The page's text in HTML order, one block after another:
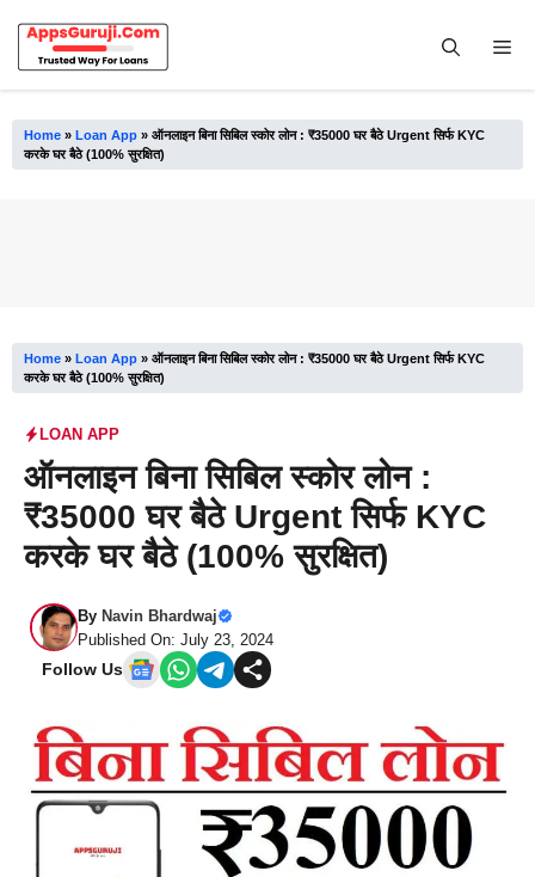
content
Home » Loan App » ऑनलाइन बिना सिबिल स्कोर लोन : ₹35000 घर बैठे Urgent सिर्फ KYC
करके घर बैठे (100% सुरक्षित)
Home » Loan App » ऑनलाइन बिना सिबिल स्कोर लोन : ₹35000 घर बैठे Urgent सिर्फ KYC
करके घर बैठे (100% सुरक्षित)
LOAN APP
ऑनलाइन बिना सिबिल स्कोर लोन :
₹35000 घर बैठे Urgent सिर्फ KYC
करके घर बैठे (100% सुरक्षित)
By Navin Bhardwaj
Published On: July 23, 2024
Follow Us